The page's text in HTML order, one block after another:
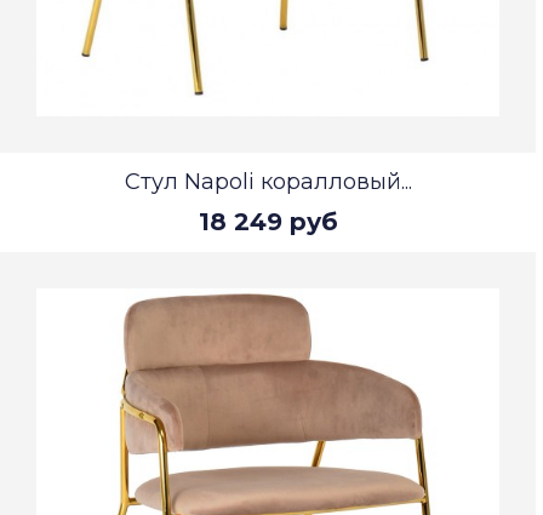
Стул Napoli коралловый...
18 249 руб